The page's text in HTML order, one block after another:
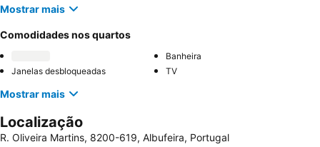
Mostrar mais
Comodidades nos quartos
Banheira
Janelas desbloqueadas
TV
Mostrar mais
Localização
R. Oliveira Martins, 8200-619, Albufeira, Portugal